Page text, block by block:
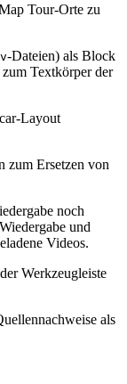
Tour-Orte zu
-Dateien) als Block
Textkörper der
Layout
zum Ersetzen von
noch
und
Videos.
Werkzeugleiste
als